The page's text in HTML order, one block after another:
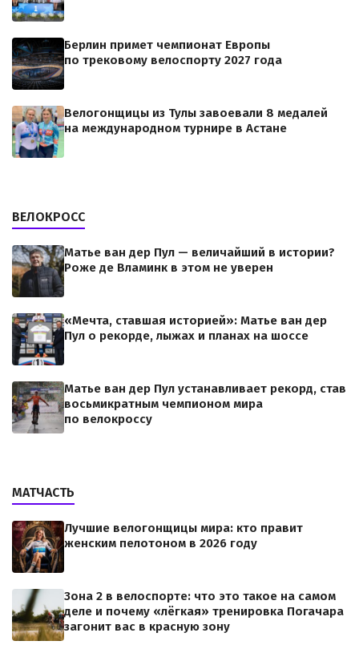
Берлин примет чемпионат Европы
по трековому велоспорту 2027 года
Велогонщицы из Тулы завоевали 8 медалей
на международном турнире в Астане
ВЕЛОКРОСС
Матье ван дер Пул — величайший в истории?
Роже де Вламинк в этом не уверен
«Мечта, ставшая историей»: Матье ван дер
Пул о рекорде, лыжах и планах на шоссе
Матье ван дер Пул устанавливает рекорд, став
восьмикратным чемпионом мира
по велокроссу
МАТЧАСТЬ
Лучшие велогонщицы мира: кто правит
женским пелотоном в 2026 году
Зона 2 в велоспорте: что это такое на самом
деле и почему «лёгкая» тренировка Погачара
загонит вас в красную зону